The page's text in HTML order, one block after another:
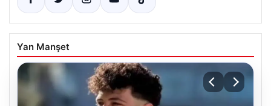
Yan Manşet